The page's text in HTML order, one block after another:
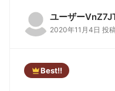
ユーザー
2020年11月4日 投稿
Best!!